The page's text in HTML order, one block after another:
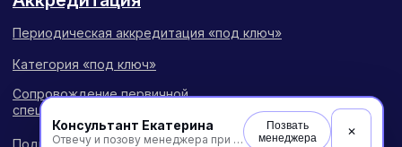
Консультант Екатерина
Отвечу и позову менеджера при необходимости
Позвать
менеджера
✕